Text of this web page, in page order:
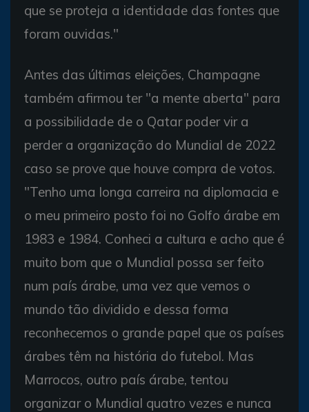
que se proteja a identidade das fontes que
foram ouvidas."
Antes das últimas eleições, Champagne
também afirmou ter "a mente aberta" para
a possibilidade de o Qatar poder vir a
perder a organização do Mundial de 2022
caso se prove que houve compra de votos.
"Tenho uma longa carreira na diplomacia e
o meu primeiro posto foi no Golfo árabe em
1983 e 1984. Conheci a cultura e acho que é
muito bom que o Mundial possa ser feito
num país árabe, uma vez que vemos o
mundo tão dividido e dessa forma
reconhecemos o grande papel que os países
árabes têm na história do futebol. Mas
Marrocos, outro país árabe, tentou
organizar o Mundial quatro vezes e nunca